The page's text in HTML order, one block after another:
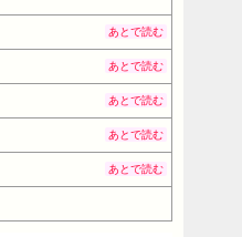
あとで読む
あとで読む
あとで読む
あとで読む
あとで読む